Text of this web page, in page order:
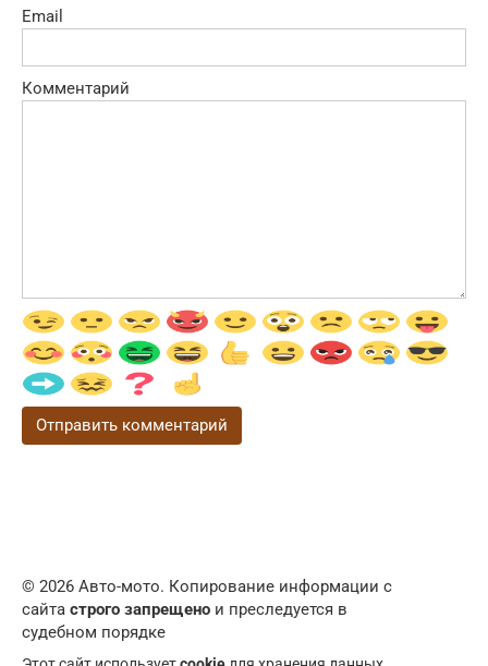
Email
Комментарий
© 2026 Авто-мото. Копирование информации с
сайта строго запрещено и преследуется в
судебном порядке